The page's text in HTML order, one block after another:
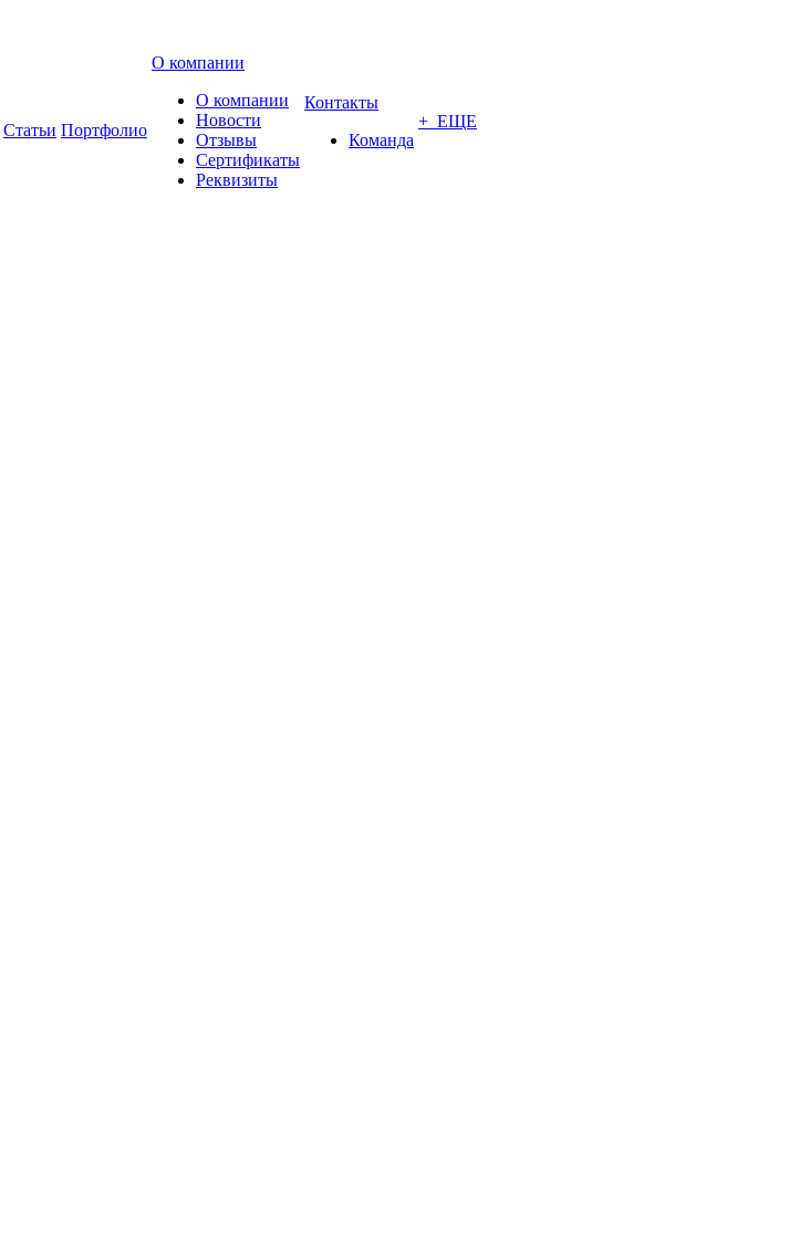
Статьи Портфолио
О компании
О компании
Новости
Отзывы
Сертификаты
Реквизиты
Контакты
Команда
+ ЕЩЕ